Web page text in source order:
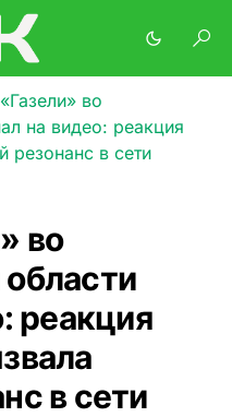
во
на видео: реакция
резонанс в сети
во
реакция
в сети